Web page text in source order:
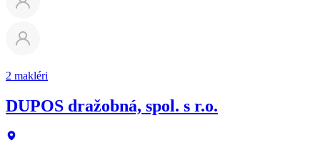
2 makléri
DUPOS dražobná, spol. s r.o.